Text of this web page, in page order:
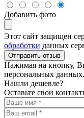
Добавить фото
Этот сайт защищен
обработки данных
Отправить отзыв
Нажимая на кнопку,
персональных данных.
Нашли дешевле?
Оставьте свои